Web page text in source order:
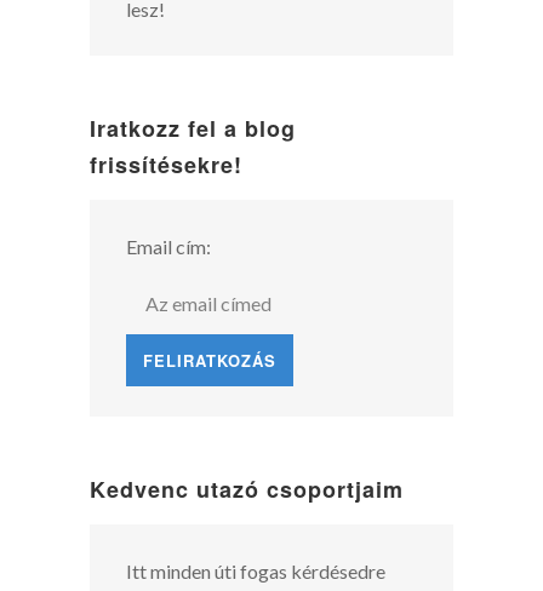
lesz!
Iratkozz fel a blog
frissítésekre!
Email cím:
Kedvenc utazó csoportjaim
Itt minden úti fogas kérdésedre